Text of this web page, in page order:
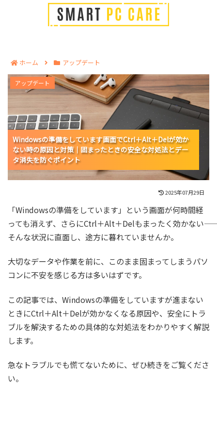
ホーム アップデート
Windowsの準備をしています画面でCtrl＋Alt＋Delが効
かない時の原因と対策｜固まったときの安全な対処法と
データ消失を防ぐポイント
Windowsの準備をしています画面でCtrl＋Alt＋Delが効か
ない時の原因と対策｜固まったときの安全な対処法とデー
タ消失を防ぐポイント
Windowsの準備をしています画面でCtrl＋Alt＋Delが効か
ない時の原因と対策｜固まったときの安全な対処法とデー
タ消失を防ぐポイント
Windowsの準備をしています画面でCtrl＋Alt＋Delが効か
ない時の原因と対策｜固まったときの安全な対処法とデー
タ消失を防ぐポイント
アップデート
2025年07月29日
「Windowsの準備をしています」という画面が何時間経
っても消えず、さらにCtrl＋Alt＋Delもまったく効かない――
そんな状況に直面し、途方に暮れていませんか。
大切なデータや作業を前に、このまま固まってしまうパソ
コンに不安を感じる方は多いはずです。
この記事では、Windowsの準備をしていますが進まない
ときにCtrl＋Alt＋Delが効かなくなる原因や、安全にトラ
ブルを解決するための具体的な対処法をわかりやすく解説
します。
急なトラブルでも慌てないために、ぜひ続きをご覧くださ
い。